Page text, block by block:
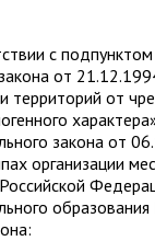
с подпунктом
от
территорий от
закона от
организации
образования